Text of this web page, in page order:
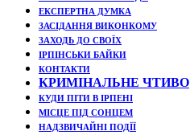
ЕКСПЕРТНА ДУМКА
ЗАСІДАННЯ ВИКОНКОМУ
ЗАХОДЬ ДО СВОЇХ
ІРПІНСЬКИ БАЙКИ
КОНТАКТИ
КРИМІНАЛЬНЕ ЧТИВО
КУДИ ПІТИ В ІРПЕНІ
МІСЦЕ ПІД СОНЦЕМ
НАДЗВИЧАЙНІ ПОДЇЇ